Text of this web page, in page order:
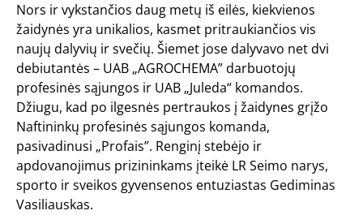
Nors ir vykstančios daug metų iš eilės, kiekvienos
žaidynės yra unikalios, kasmet pritraukiančios vis
naujų dalyvių ir svečių. Šiemet jose dalyvavo net dvi
debiutantės – UAB „AGROCHEMA” darbuotojų
profesinės sąjungos ir UAB „Juleda“ komandos.
Džiugu, kad po ilgesnės pertraukos į žaidynes grįžo
Naftininkų profesinės sąjungos komanda,
pasivadinusi „Profais”. Renginį stebėjo ir
apdovanojimus prizininkams įteikė LR Seimo narys,
sporto ir sveikos gyvensenos entuziastas Gediminas
Vasiliauskas.